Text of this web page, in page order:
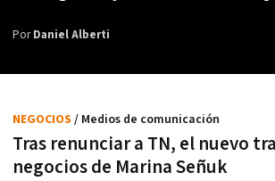
PorDaniel Alberti
Tras renunciar a TN, el nuevo
negocios de Marina Señuk
NEGOCIOS / Medios de comunicación